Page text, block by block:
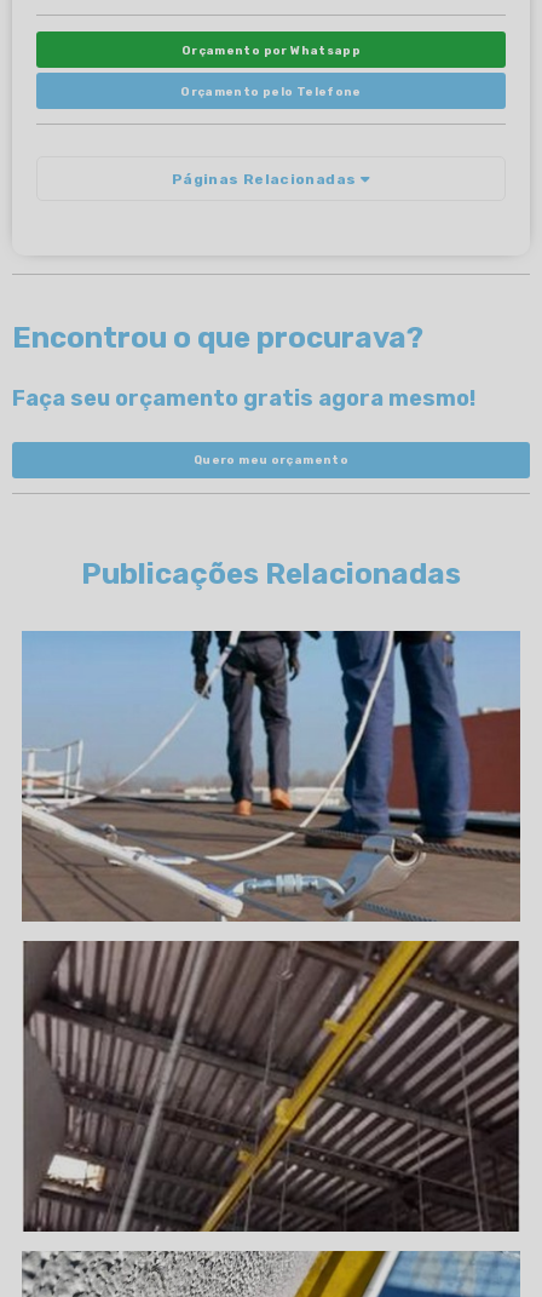
Orçamento por Whatsapp
Orçamento pelo Telefone
Páginas Relacionadas
Encontrou o que procurava?
Faça seu orçamento gratis agora mesmo!
Quero meu orçamento
Publicações Relacionadas